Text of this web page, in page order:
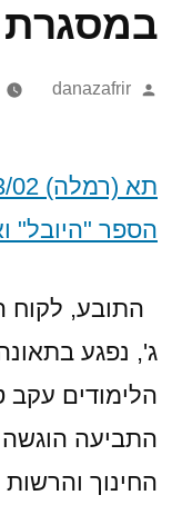
danazafrir
הספר "היובל"
התובע, לקוח
ג', נפגע
הלימודים
התביעה
החינוך